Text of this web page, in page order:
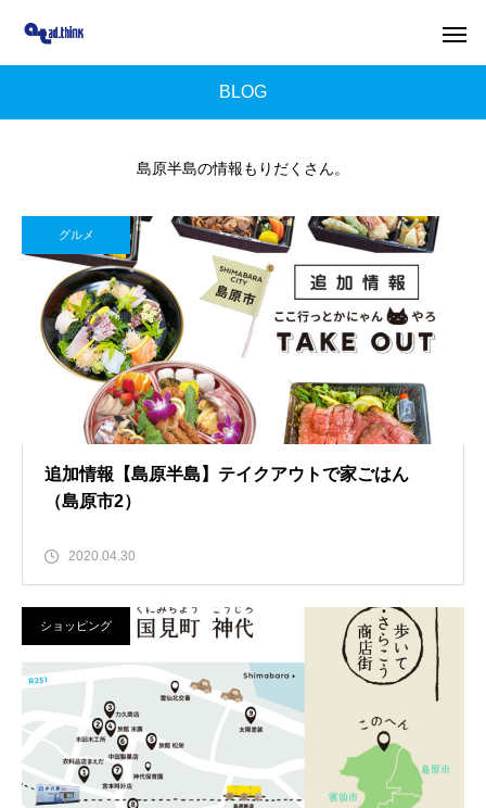
BLOG
島原半島の情報もりだくさん。
グルメ
追加情報【島原半島】テイクアウトで家ごはん
（島原市2）
2020.04.30
ショッピング